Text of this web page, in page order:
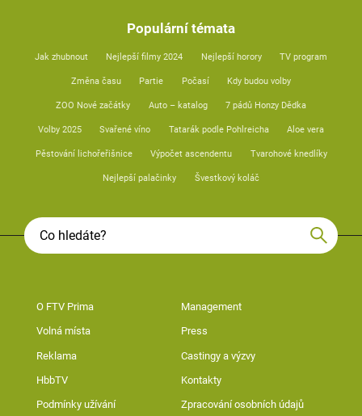
Populární témata
Jak zhubnout Nejlepší filmy 2024 Nejlepší horory TV program
Změna času Partie Počasí Kdy budou volby
ZOO Nové začátky Auto – katalog 7 pádů Honzy Dědka
Volby 2025 Svařené víno Tatarák podle Pohlreicha Aloe vera
Pěstování lichořeřišnice Výpočet ascendentu Tvarohové knedlíky
Nejlepší palačinky Švestkový koláč
O FTV Prima Management
Volná místa Press
Reklama Castingy a výzvy
HbbTV Kontakty
Podmínky užívání Zpracování osobních údajů